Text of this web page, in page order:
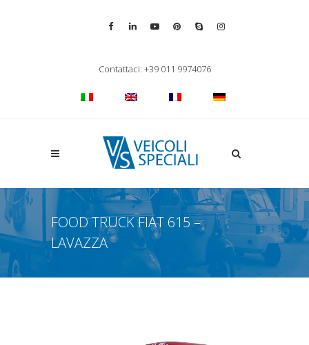
Contattaci: +39 011 9974076
Apri la ricerca
FOOD TRUCK FIAT 615 –
LAVAZZA